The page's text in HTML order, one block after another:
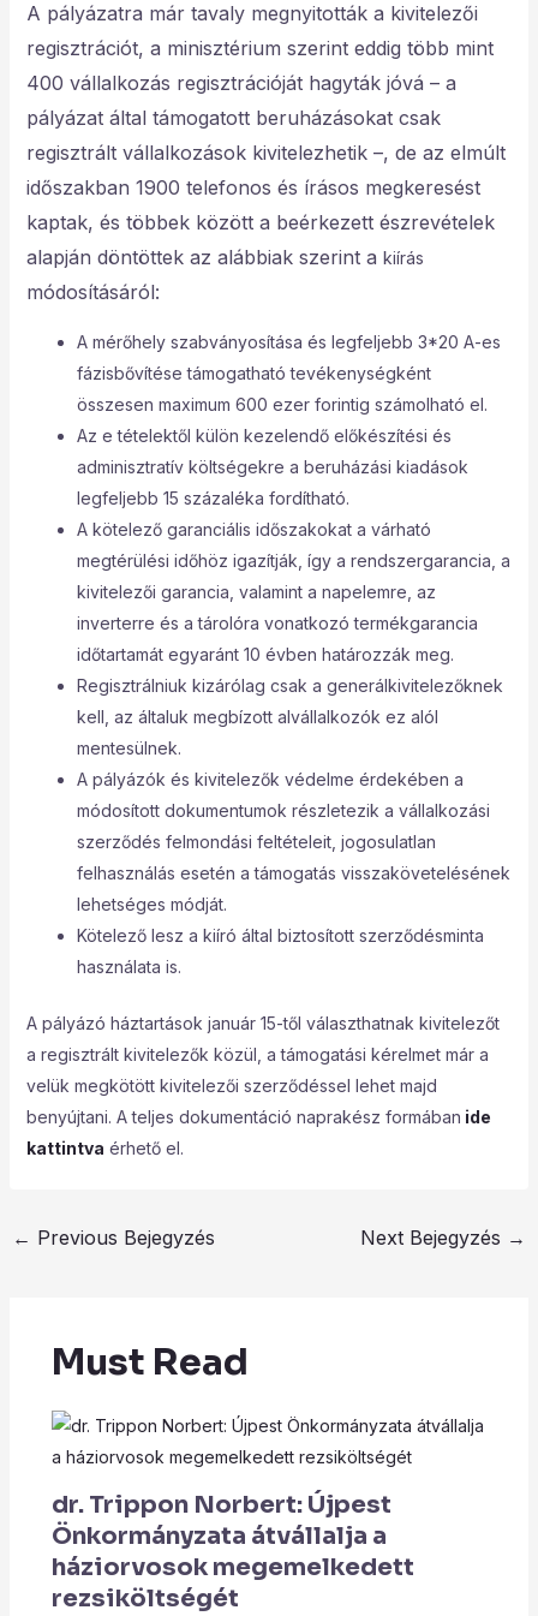
A pályázatra már tavaly megnyitották a kivitelezői
regisztrációt, a minisztérium szerint eddig több mint
400 vállalkozás regisztrációját hagyták jóvá – a
pályázat által támogatott beruházásokat csak
regisztrált vállalkozások kivitelezhetik –, de az elmúlt
időszakban 1900 telefonos és írásos megkeresést
kaptak, és többek között a beérkezett észrevételek
alapján döntöttek az alábbiak szerint a kiírás
módosításáról:
A mérőhely szabványosítása és legfeljebb 3*20 A-es
fázisbővítése támogatható tevékenységként
összesen maximum 600 ezer forintig számolható el.
Az e tételektől külön kezelendő előkészítési és
adminisztratív költségekre a beruházási kiadások
legfeljebb 15 százaléka fordítható.
A kötelező garanciális időszakokat a várható
megtérülési időhöz igazítják, így a rendszergarancia, a
kivitelezői garancia, valamint a napelemre, az
inverterre és a tárolóra vonatkozó termékgarancia
időtartamát egyaránt 10 évben határozzák meg.
Regisztrálniuk kizárólag csak a generálkivitelezőknek
kell, az általuk megbízott alvállalkozók ez alól
mentesülnek.
A pályázók és kivitelezők védelme érdekében a
módosított dokumentumok részletezik a vállalkozási
szerződés felmondási feltételeit, jogosulatlan
felhasználás esetén a támogatás visszakövetelésének
lehetséges módját.
Kötelező lesz a kiíró által biztosított szerződésminta
használata is.
A pályázó háztartások január 15-től választhatnak kivitelezőt
a regisztrált kivitelezők közül, a támogatási kérelmet már a
velük megkötött kivitelezői szerződéssel lehet majd
benyújtani. A teljes dokumentáció naprakész formában ide
kattintva érhető el.
← Previous Bejegyzés Next Bejegyzés →
Must Read
dr. Trippon Norbert: Újpest
Önkormányzata átvállalja a
háziorvosok megemelkedett
rezsiköltségét